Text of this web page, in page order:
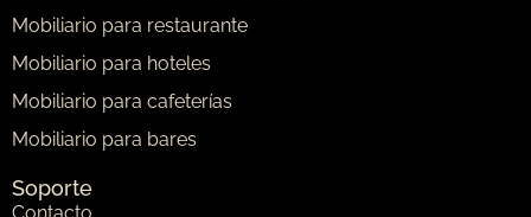
Mobiliario para restaurante
Mobiliario para hoteles
Mobiliario para cafeterías
Mobiliario para bares
Soporte